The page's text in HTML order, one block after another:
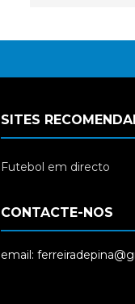
SITES
Futebol em directo
CONTACTE-NOS
email: